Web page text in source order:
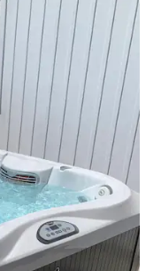
aimés